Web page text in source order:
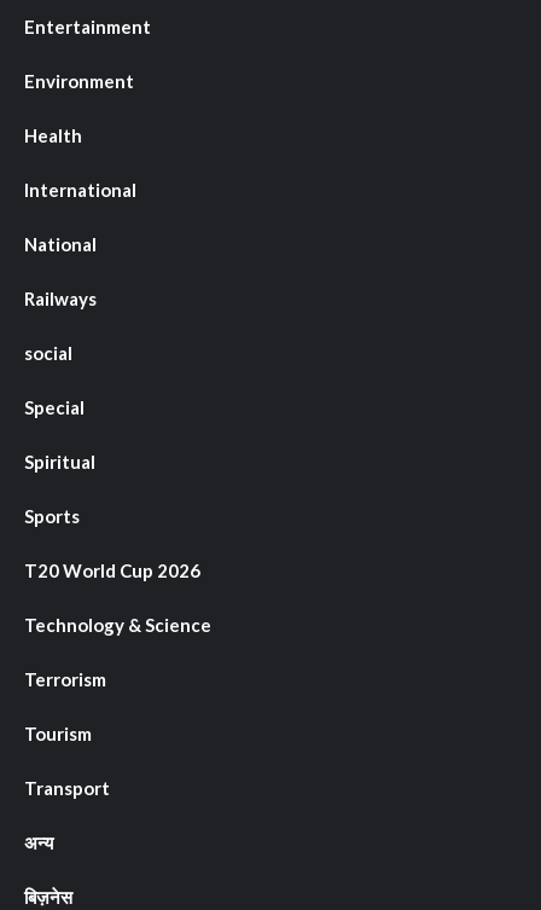
Entertainment
Environment
Health
International
National
Railways
social
Special
Spiritual
Sports
T20 World Cup 2026
Technology & Science
Terrorism
Tourism
Transport
अन्य
बिज़नेस